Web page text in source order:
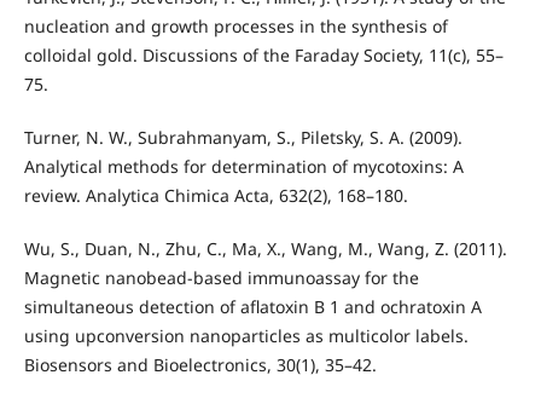
nucleation and growth processes in the synthesis of
colloidal gold. Discussions of the Faraday Society, 11(c), 55–
75.
Turner, N. W., Subrahmanyam, S., Piletsky, S. A. (2009).
Analytical methods for determination of mycotoxins: A
review. Analytica Chimica Acta, 632(2), 168–180.
Wu, S., Duan, N., Zhu, C., Ma, X., Wang, M., Wang, Z. (2011).
Magnetic nanobead-based immunoassay for the
simultaneous detection of aflatoxin B 1 and ochratoxin A
using upconversion nanoparticles as multicolor labels.
Biosensors and Bioelectronics, 30(1), 35–42.